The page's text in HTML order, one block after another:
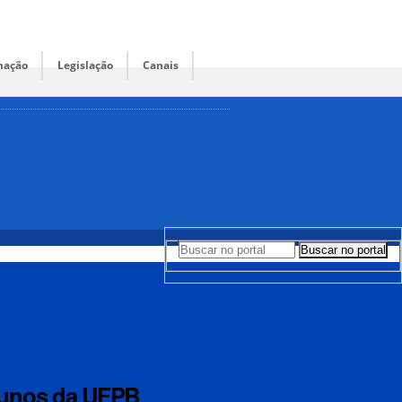
Legislação Canais
Buscar no portal
Buscar no portal